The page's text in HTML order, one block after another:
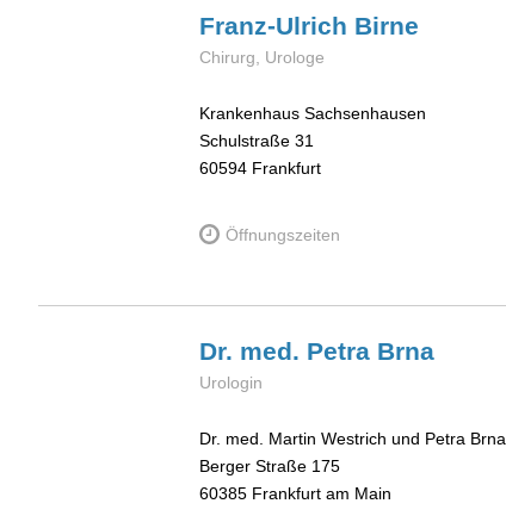
Franz-Ulrich Birne
Chirurg, Urologe
Krankenhaus Sachsenhausen
Schulstraße 31
60594 Frankfurt
Öffnungszeiten
Dr. med. Petra Brna
Urologin
Dr. med. Martin Westrich und Petra Brna
Berger Straße 175
60385 Frankfurt am Main